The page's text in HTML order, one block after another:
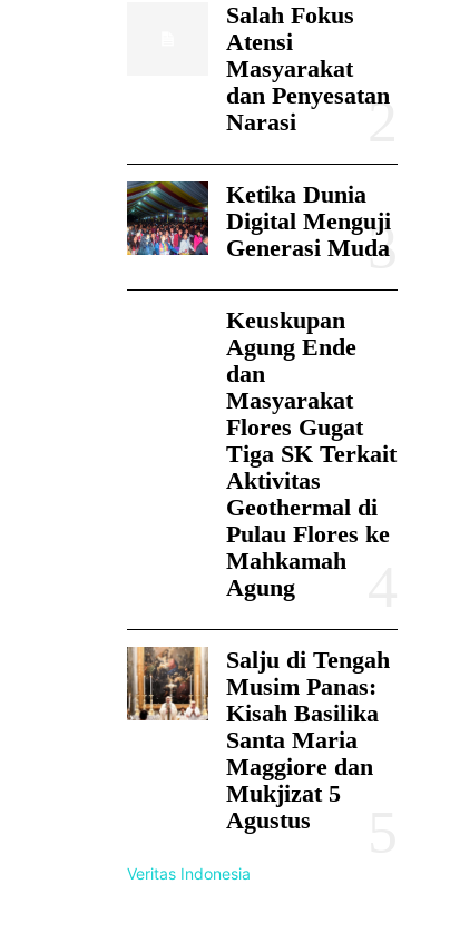
Salah Fokus
Atensi
Masyarakat
dan Penyesatan
Narasi
Ketika Dunia
Digital Menguji
Generasi Muda
Keuskupan
Agung Ende
dan
Masyarakat
Flores Gugat
Tiga SK Terkait
Aktivitas
Geothermal di
Pulau Flores ke
Mahkamah
Agung
Salju di Tengah
Musim Panas:
Kisah Basilika
Santa Maria
Maggiore dan
Mukjizat 5
Agustus
Veritas Indonesia